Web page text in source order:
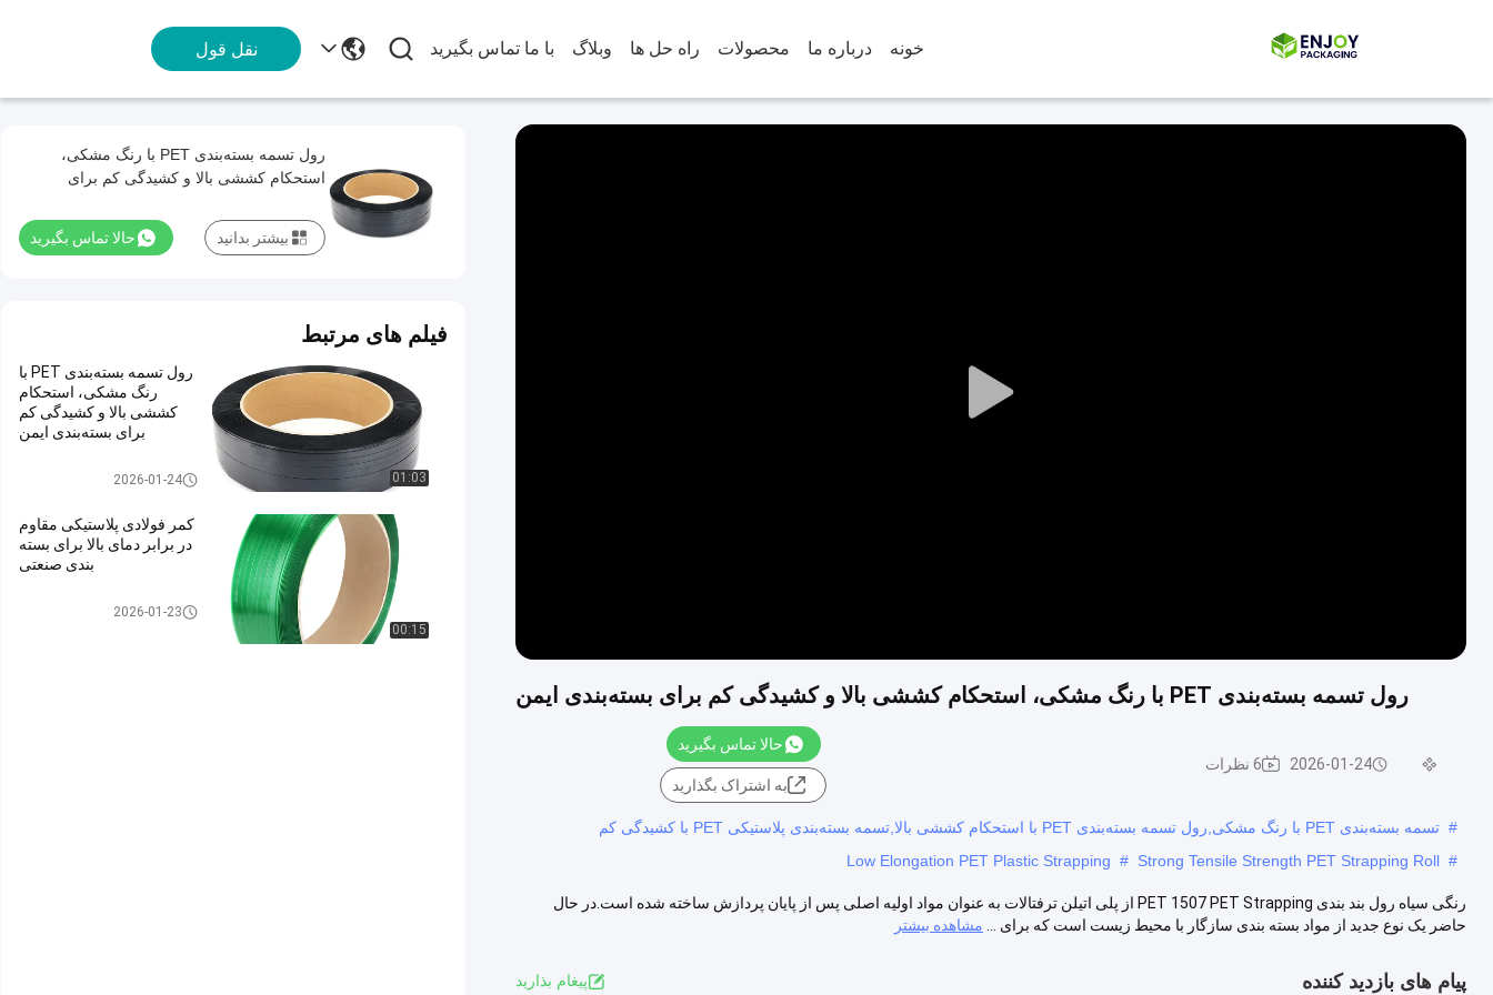
خونه درباره ما محصولات راه حل ها وبلاگ با ما تماس بگیرید نقل قول
Play
رول تسمه بسته‌بندی PET با رنگ مشکی، استحکام کششی بالا و کشیدگی کم برای بسته‌بندی ایمن
2026-01-24 6 نظرات
حالا تماس بگیرید
به اشتراک بگذارید
# تسمه بسته‌بندی PET با رنگ مشکی,رول تسمه بسته‌بندی PET با استحکام کششی بالا,تسمه بسته‌بندی پلاستیکی PET با کشیدگی کم
#
Strong Tensile Strength PET Strapping Roll
#
Low Elongation PET Plastic Strapping
رنگی سیاه رول بند بندی PET 1507 PET Strapping از پلی اتیلن ترفتالات به عنوان مواد اولیه اصلی پس از پایان پردازش ساخته شده است.در حال
حاضر یک نوع جدید از مواد بسته بندی سازگار با محیط زیست است که برای ...
مشاهده بیشتر
پیام های بازدید کننده پيغام بذاريد
رول تسمه بسته‌بندی PET با رنگ مشکی،
استحکام کششی بالا و کشیدگی کم برای
حالا تماس بگیرید بیشتر بدانید
فیلم های مرتبط
01:03
رول تسمه بسته‌بندی PET با
رنگ مشکی، استحکام
کششی بالا و کشیدگی کم
برای بسته‌بندی ایمن
2026-01-24
00:15
کمر فولادی پلاستیکی مقاوم
در برابر دمای بالا برای بسته
بندی صنعتی
2026-01-23